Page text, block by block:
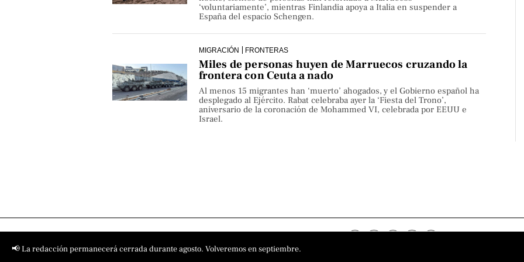
‘voluntariamente’, mientras Finlandia apoya a Italia en suspender a
España del espacio Schengen.
MIGRACIÓN FRONTERAS
Miles de personas huyen de Marruecos cruzando la
frontera con Ceuta a nado
Al menos 15 migrantes han ‘muerto’ ahogados, y el Gobierno español ha
desplegado al Ejército. Rabat celebraba ayer la ‘Fiesta del Trono’,
aniversario de la coronación de Mohammed VI, celebrada por EEUU e
Israel.
Contacto Aviso Legal
📢 La redacción permanecerá cerrada durante agosto. Volveremos en septiembre.